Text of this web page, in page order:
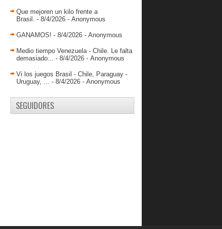
llevó el Juego de...
José Bravo, consigue 12 puntos en
Uruguay
mantiene en el pr...
casa
Maturín recibe hoy a las estrellas de
Definida las semifinales de la
Segunda División de...
Que mejoren un kilo frente a
Brasil. - 8/4/2026 - Anonymous
GANAMOS! - 8/4/2026 - Anonymous
Medio tiempo Venezuela - Chile. Le falta
demasiado... - 8/4/2026 - Anonymous
Vi los juegos Brasil - Chile, Paraguay -
Uruguay, ... - 8/4/2026 - Anonymous
SEGUIDORES